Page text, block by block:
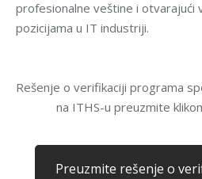
profesionalne veštine i otvarajući
pozicijama u IT industriji.
Rešenje o verifikaciji programa
na ITHS-u preuzmite
Preuzmite rešenje o